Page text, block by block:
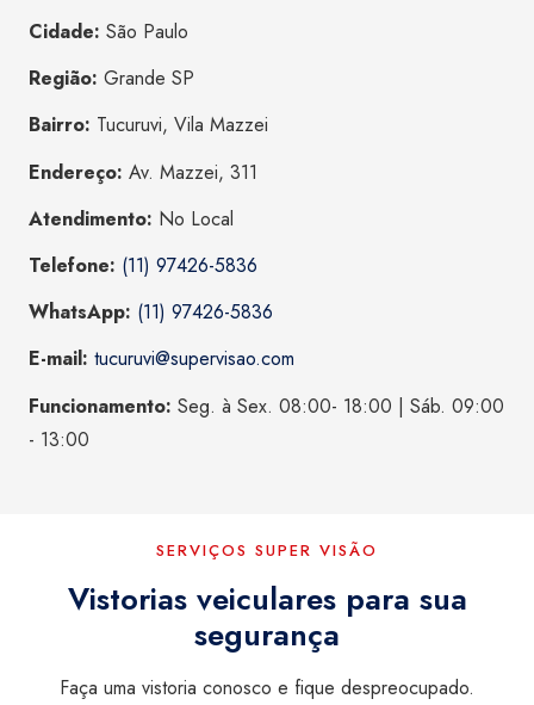
Cidade: São Paulo
Região: Grande SP
Bairro: Tucuruvi, Vila Mazzei
Endereço: Av. Mazzei, 311
Atendimento: No Local
Telefone: (11) 97426-5836
WhatsApp: (11) 97426-5836
E-mail: tucuruvi@supervisao.com
Funcionamento: Seg. à Sex. 08:00- 18:00 | Sáb. 09:00
- 13:00
SERVIÇOS SUPER VISÃO
Vistorias veiculares para sua
segurança
Faça uma vistoria conosco e fique despreocupado.